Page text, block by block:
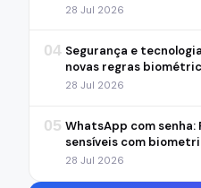
28 Jul 2026
04 Segurança e
novas regras
28 Jul 2026
05 WhatsApp com
sensíveis com
28 Jul 2026